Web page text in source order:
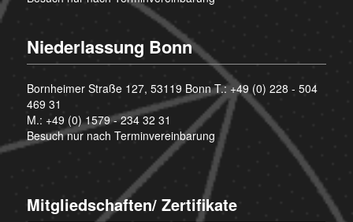
Niederlassung Bonn
Bornheimer Straße 127, 53119 Bonn T.:+49 (0) 228 - 504
469 31
M.: +49 (0) 1579 - 234 32 31
Besuch nur nach Terminvereinbarung
Mitgliedschaften/ Zertifikate